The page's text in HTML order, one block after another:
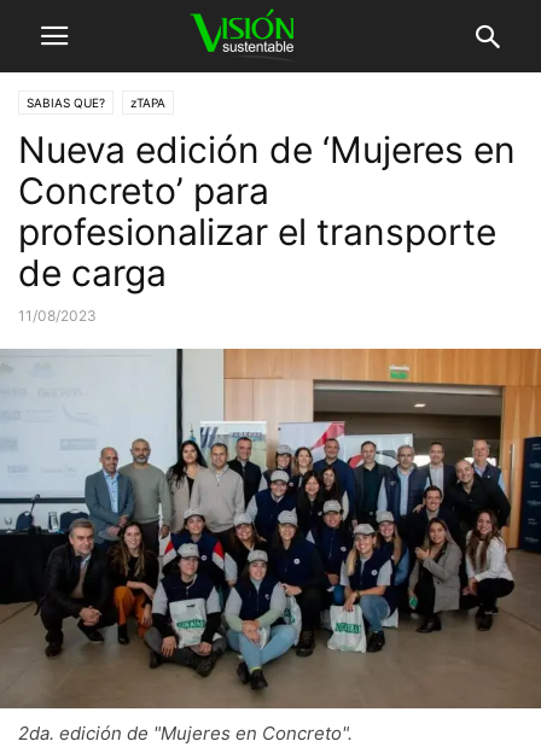
SABIAS QUE? zTAPA
Nueva edición de ‘Mujeres en
Concreto’ para
profesionalizar el transporte
de carga
11/08/2023
2da. edición de "Mujeres en Concreto".